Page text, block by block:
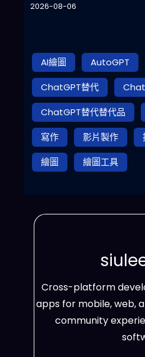
2026-08-06
AI繪圖 AutoGPT
ChatGPT替代
ChatGPT替代替代品
寫作
影片製作
繪圖
繪圖工具
Cross-platform
apps for mobile, web,
community